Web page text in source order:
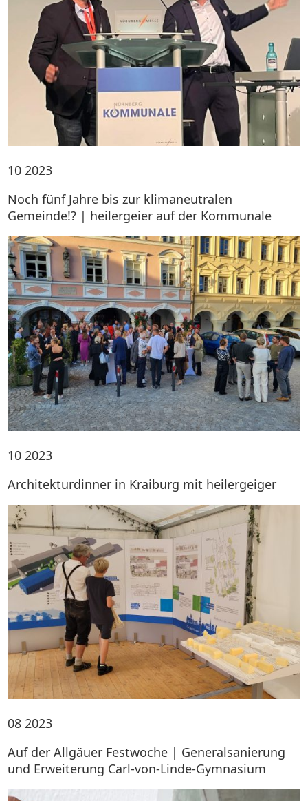
10 2023
Noch fünf Jahre bis zur klimaneutralen
Gemeinde!? | heilergeier auf der Kommunale
10 2023
Architekturdinner in Kraiburg mit heilergeiger
08 2023
Auf der Allgäuer Festwoche | Generalsanierung
und Erweiterung Carl-von-Linde-Gymnasium